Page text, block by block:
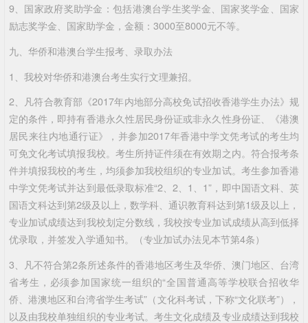
9、国家政府奖助学金：包括港澳台学生奖学金、国家奖学金、国家
励志奖学金、国家助学金，金额：3000至8000元不等。
九、华侨和港澳台学生报考、录取办法
1、我校对华侨和港澳台考生实行文理兼招。
2、凡符合教育部《2017年内地部分高校免试招收香港学生办法》规
定的条件，即持有香港永久性居民身份证或非永久性身份证、《港澳
居民来往内地通行证》，并参加2017年香港中学文凭考试的考生均
可免文化考试填报我校。考生所持证件须在有效期之内。符合报考条
件并填报我校的考生，均须参加我校组织的专业加试。考生参加香港
中学文凭考试并达到最低录取标准“2、2、1、1”，即中国语文科、英
国语文科达到第2级及以上，数学科、通识教育科达到第1级及以上，
专业加试成绩达到我校划定分数线，我校按专业加试成绩从高到低择
优录取，并签发入学通知书。（专业加试办法见本节第4条）
3、凡不符合第2条所述条件的香港地区考生及华侨、澳门地区、台湾
省考生，必须参加国家统一组织的“全国普通高等学校联合招收华
侨、港澳地区和台湾省学生考试”（文化科考试，下称“文化联考”），
以及由我校单独组织的专业考试。考生文化成绩及专业成绩达到我校